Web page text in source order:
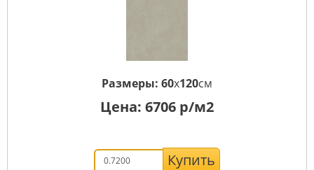
Размеры: 60x120см
Цена: 6706 р/м2
Купить